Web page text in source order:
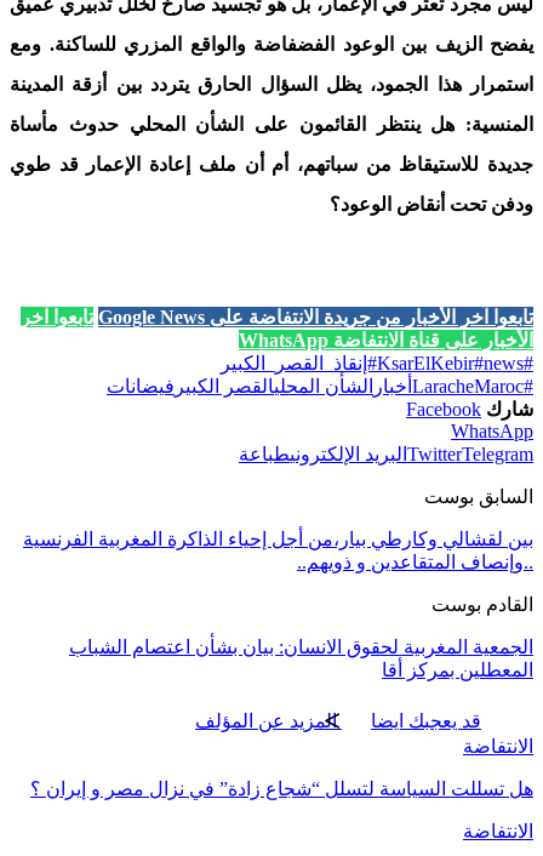
يفضح الزيف بين الوعود الفضفاضة والواقع المزري للساكنة. ومع
استمرار هذا الجمود، يظل السؤال الحارق يتردد بين أزقة المدينة
المنسية: هل ينتظر القائمون على الشأن المحلي حدوث مأساة
جديدة للاستيقاظ من سباتهم، أم أن ملف إعادة الإعمار قد طوي
ودفن تحت أنقاض الوعود؟
تابعوا آخر الأخبار من جريدة الانتفاضة على Google News
تابعوا آخر
الأخبار على قناة الانتفاضة WhatsApp
#KsarElKebir
#news
#إنقاذ_القصر_الكبير
#Larache
Maroc أخبار الشأن المحليالقصر الكبير فيضانات
شارك Facebook
WhatsApp
TwitterTelegram البريد الإلكترونيطباعة
السابق بوست
بين لقشالي وكارطي بيار،من أجل إحياء الذاكرة المغربية الفرنسية
..وإنصاف المتقاعدين و ذويهم..
القادم بوست
الجمعية المغربية لحقوق الانسان: بيان بشأن اعتصام الشباب
المعطلين بمركز أقا
قد يعجبك ايضا
المزيد عن المؤلف
الانتفاضة
هل تسللت السياسة لتسلل “شجاع زادة” في نزال مصر و إيران ؟
الانتفاضة